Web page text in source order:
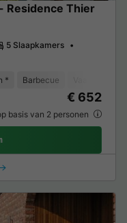
Residence Thier
5 Slaapkamers
* Barbecue
€ 652
basis van 2 personen